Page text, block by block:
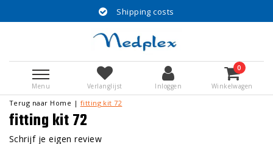
Shipping costs
Menu Verlanglijst Inloggen
0
Winkelwagen
Terug naar Home | fitting kit 72
fitting kit 72
Schrijf je eigen review